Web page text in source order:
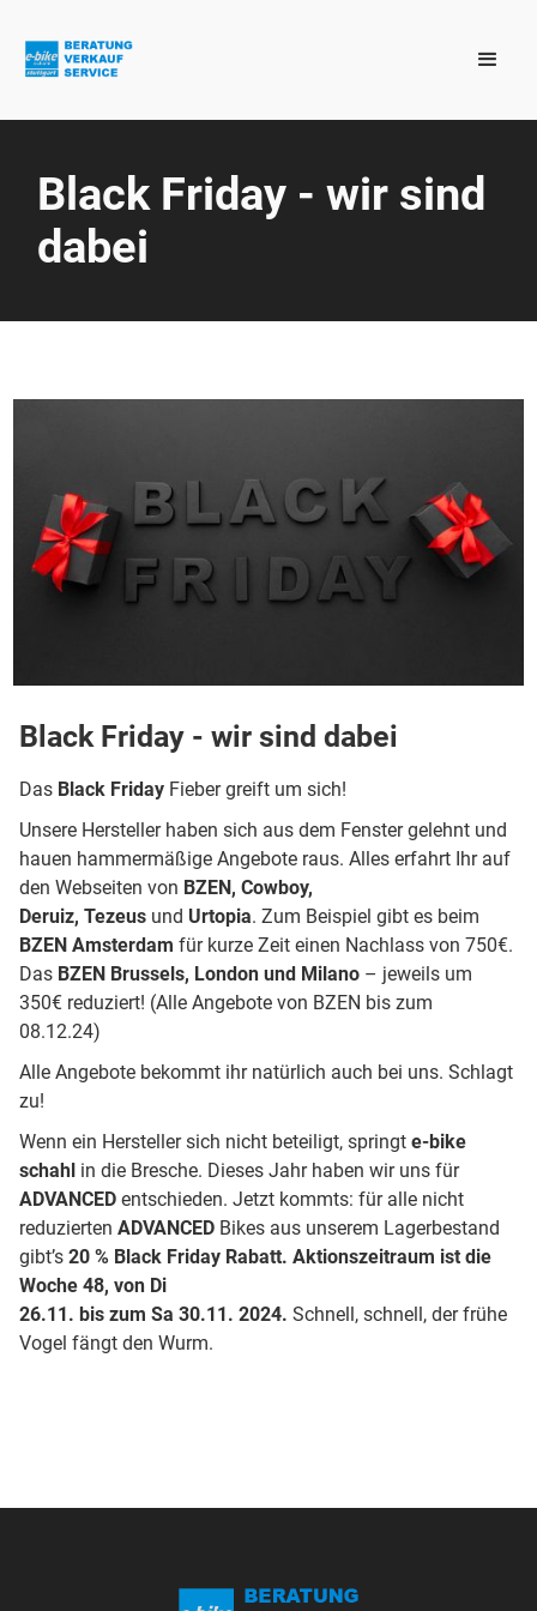
Black Friday - wir sind
dabei
Black Friday - wir sind dabei
Das Black Friday Fieber greift um sich!
Unsere Hersteller haben sich aus dem Fenster gelehnt und
hauen hammermäßige Angebote raus. Alles erfahrt Ihr auf
den Webseiten von BZEN, Cowboy,
Deruiz, Tezeus und Urtopia. Zum Beispiel gibt es beim
BZEN Amsterdamfür kurze Zeit einen Nachlass von 750€.
Das BZEN Brussels, London und Milano – jeweils um
350€ reduziert! (Alle Angebote von BZEN bis zum
08.12.24)
Alle Angebote bekommt ihr natürlich auch bei uns. Schlagt
zu!
Wenn ein Hersteller sich nicht beteiligt, springt e-bike
schahl in die Bresche. Dieses Jahr haben wir uns für
ADVANCEDentschieden. Jetzt kommts: für alle nicht
reduziertenADVANCED Bikes aus unserem Lagerbestand
gibt’s20 % Black Friday Rabatt. Aktionszeitraum ist die
Woche 48, von Di
26.11. bis zum Sa 30.11. 2024. Schnell, schnell, der frühe
Vogel fängt den Wurm.